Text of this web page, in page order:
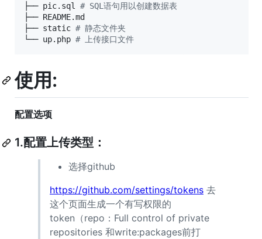
├── pic.sql # SQL语句用以创建数据表
├── README.md
├── static # 静态文件夹
└── up.php # 上传接口文件
使用:
配置选项
1.配置上传类型：
选择github
https://github.com/settings/tokens 去
这个页面生成一个有写权限的
token（repo：Full control of private
repositories 和write:packages前打